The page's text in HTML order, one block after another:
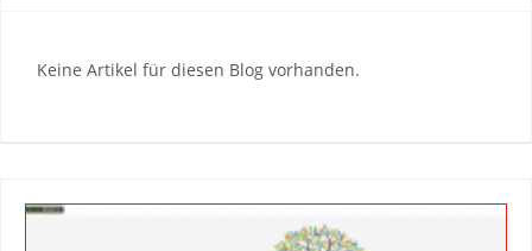
Keine Artikel für diesen Blog vorhanden.